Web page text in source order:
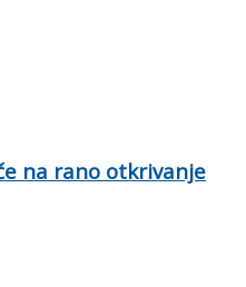
na rano otkrivanje